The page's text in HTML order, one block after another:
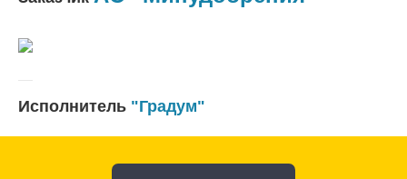
Исполнитель "Градум"